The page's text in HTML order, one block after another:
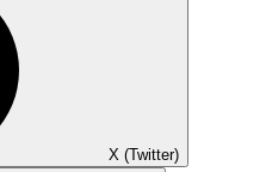
X (Twitter)